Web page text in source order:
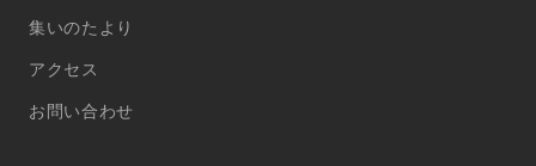
集いのたより
アクセス
お問い合わせ